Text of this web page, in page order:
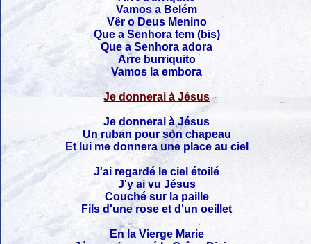
Vamos a Belém
Vêr o Deus Menino
Que a Senhora tem (bis)
Que a Senhora adora
Arre burriquito
Vamos la embora
Je donnerai à Jésus
Je donnerai à Jésus
Un ruban pour son chapeau
Et lui me donnera une place au ciel
J'ai regardé le ciel étoilé
J'y ai vu Jésus
Couché sur la paille
Fils d'une rose et d'un oeillet
En la Vierge Marie